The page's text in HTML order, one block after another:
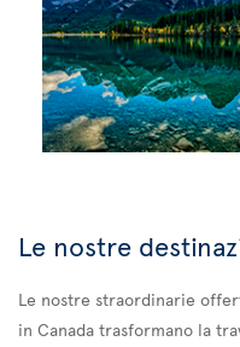
Le nostre
Le nostre straordinarie
in Canada trasformano la